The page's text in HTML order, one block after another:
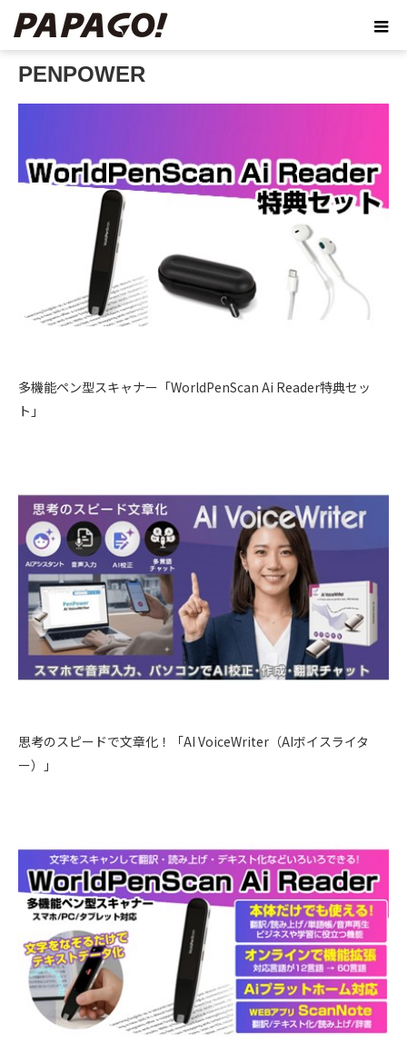
ブログ 製品
PENPOWER
多機能ペン型スキャナー「WorldPenScan Ai Reader特典セッ
ト」
思考のスピードで文章化！「AI VoiceWriter（AIボイスライタ
ー）」